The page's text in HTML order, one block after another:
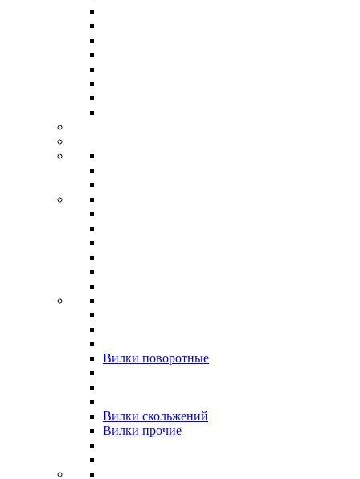
Вилки поворотные
Вилки скольжений
Вилки прочие